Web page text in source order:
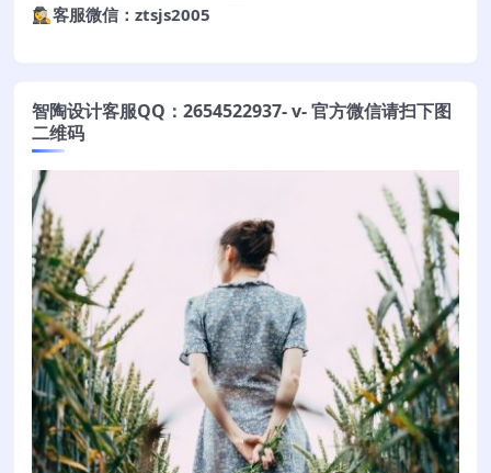
🕵️‍♀️客服微信：ztsjs2005
智陶设计客服QQ：2654522937- v- 官方微信请扫下图
二维码